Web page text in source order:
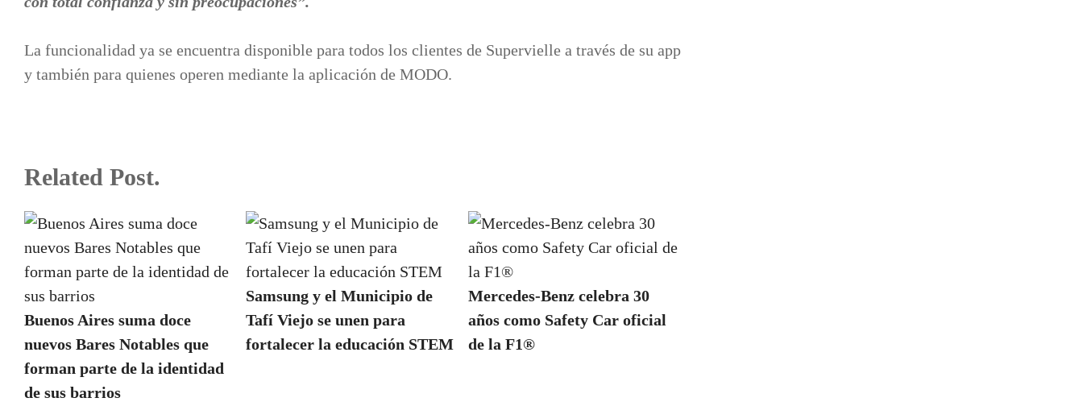
La funcionalidad ya se encuentra disponible para todos los clientes de Supervielle a través de su app
y también para quienes operen mediante la aplicación de MODO.
Related Post.
Buenos Aires suma doce
nuevos Bares Notables que
forman parte de la identidad
de sus barrios
Samsung y el Municipio de
Tafí Viejo se unen para
fortalecer la educación STEM
Mercedes-Benz celebra 30
años como Safety Car oficial
de la F1®